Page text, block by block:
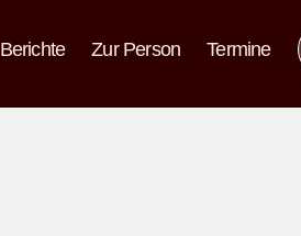
Berichte Zur Person Termine